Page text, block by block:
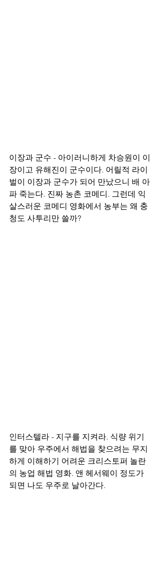
이장과 군수 - 아이러니하게 차승원이 이
장이고 유해진이 군수이다. 어릴적 라이
벌이 이장과 군수가 되어 만났으니 배 아
파 죽는다. 진짜 농촌 코메디. 그런데 익
살스러운 코메디 영화에서 농부는 왜 충
청도 사투리만 쓸까?
인터스텔라 - 지구를 지켜라. 식량 위기
를 맞아 우주에서 해법을 찾으려는 무지
하게 이해하기 어려운 크리스토퍼 놀란
의 농업 해법 영화. 앤 헤서웨이 정도가
되면 나도 우주로 날아간다.